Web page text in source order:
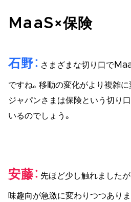
MaaS×保険
石野 さまざまな切り口で
ですね。移動の変化がより複雑に
ジャパンさまは保険という切り
いるのでしょう。
安藤 先ほど少し触れました
味趣向が急激に変わりつつあり